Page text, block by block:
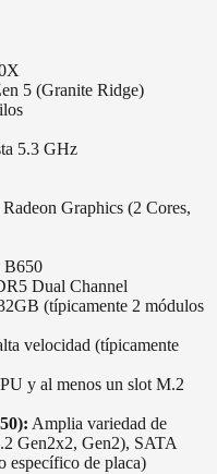
5 (Granite Ridge)
5.3 GHz
Graphics (2 Cores,
Dual Channel
(típicamente 2 módulos
velocidad (típicamente
y al menos un slot M.2
Amplia variedad de
Gen2x2, Gen2), SATA
específico de placa)